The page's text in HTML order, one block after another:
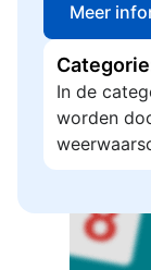
Meer
In de
worden